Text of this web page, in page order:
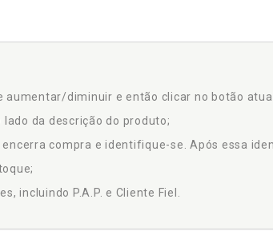
aumentar/diminuir e então clicar no botão
da descrição do produto;
compra e identifique-se. Após essa
incluindo P.A.P. e Cliente Fiel.